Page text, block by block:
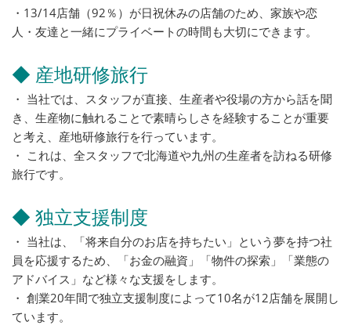
・13/14店舗（92％）が日祝休みの店舗のため、家族や恋
人・友達と一緒にプライベートの時間も大切にできます。
◆ 産地研修旅行
・ 当社では、スタッフが直接、生産者や役場の方から話を聞
き、生産物に触れることで素晴らしさを経験することが重要
と考え、産地研修旅行を行っています。
・ これは、全スタッフで北海道や九州の生産者を訪ねる研修
旅行です。
◆ 独立支援制度
・ 当社は、「将来自分のお店を持ちたい」という夢を持つ社
員を応援するため、「お金の融資」「物件の探索」「業態の
アドバイス」など様々な支援をします。
・ 創業20年間で独立支援制度によって10名が12店舗を展開し
ています。